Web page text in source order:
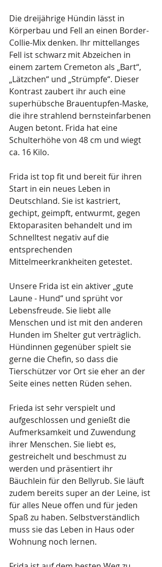
Die dreijährige Hündin lässt in
Körperbau und Fell an einen Border-
Collie-Mix denken. Ihr mittellanges
Fell ist schwarz mit Abzeichen in
einem zartem Cremeton als „Bart“,
„Lätzchen“ und „Strümpfe“. Dieser
Kontrast zaubert ihr auch eine
superhübsche Brauentupfen-Maske,
die ihre strahlend bernsteinfarbenen
Augen betont. Frida hat eine
Schulterhöhe von 48 cm und wiegt
ca. 16 Kilo.
Frida ist top fit und bereit für ihren
Start in ein neues Leben in
Deutschland. Sie ist kastriert,
gechipt, geimpft, entwurmt, gegen
Ektoparasiten behandelt und im
Schnelltest negativ auf die
entsprechenden
Mittelmeerkrankheiten getestet.
Unsere Frida ist ein aktiver „gute
Laune - Hund“ und sprüht vor
Lebensfreude. Sie liebt alle
Menschen und ist mit den anderen
Hunden im Shelter gut verträglich.
Hündinnen gegenüber spielt sie
gerne die Chefin, so dass die
Tierschützer vor Ort sie eher an der
Seite eines netten Rüden sehen.
Frieda ist sehr verspielt und
aufgeschlossen und genießt die
Aufmerksamkeit und Zuwendung
ihrer Menschen. Sie liebt es,
gestreichelt und beschmust zu
werden und präsentiert ihr
Bäuchlein für den Bellyrub. Sie läuft
zudem bereits super an der Leine, ist
für alles Neue offen und für jeden
Spaß zu haben. Selbstverständlich
muss sie das Leben in Haus oder
Wohnung noch lernen.